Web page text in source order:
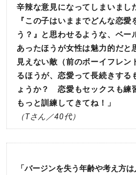
辛辣な意見になってしまいまし
『この子はいままでどんな恋愛
う？』と思わせるような、ベー
あったほうが女性は魅力的だと
見えない敵（前のボーイフレン
るほうが、恋愛って長続きする
ょうか？ 恋愛もセックスも練
もっと訓練してきてね！」
（Tさん／40代）
「バージンを失う年齢や考え方